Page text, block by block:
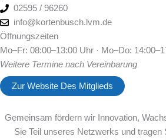
02595 / 96260
info@kortenbusch.lvm.de
Öffnungszeiten
Mo–Fr: 08:00–13:00 Uhr · Mo–Do:
Weitere Termine nach Vereinbarung
Zur Website Des Mitglieds
Gemeinsam fördern wir Innovation,
Sie Teil unseres Netzwerks und tragen